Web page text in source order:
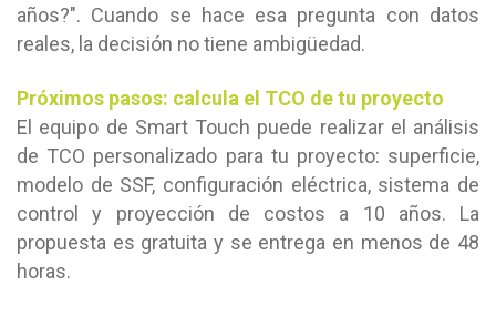
años?". Cuando se hace esa pregunta con datos
reales, la decisión no tiene ambigüedad.
Próximos pasos: calcula el TCO de tu proyecto
El equipo de Smart Touch puede realizar el análisis
de TCO personalizado para tu proyecto: superficie,
modelo de SSF, configuración eléctrica, sistema de
control y proyección de costos a 10 años. La
propuesta es gratuita y se entrega en menos de 48
horas.